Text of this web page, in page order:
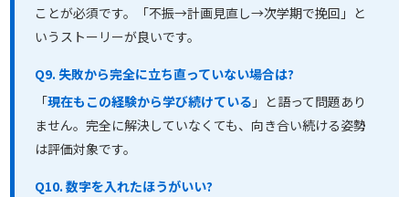
ことが必須です。「不振→計画見直し→次学期で挽回」と
いうストーリーが良いです。
Q9. 失敗から完全に立ち直っていない場合は?
「現在もこの経験から学び続けている 」と語って問題あり
ません。完全に解決していなくても、向き合い続ける姿勢
は評価対象です。
Q10. 数字を入れたほうがいい?